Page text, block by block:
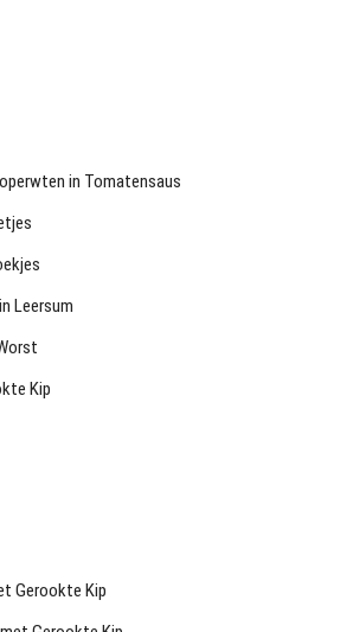
in Tomatensaus
Leersum
Kip
Gerookte Kip